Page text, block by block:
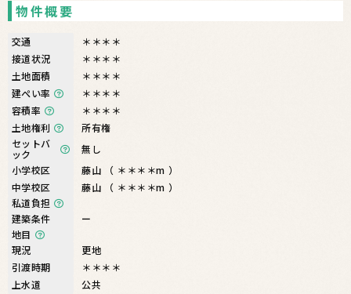
物件概要
交通
＊＊＊＊
接道状況
＊＊＊＊
土地面積
＊＊＊＊
建ぺい率
＊＊＊＊
容積率
＊＊＊＊
土地権利
所有権
セットバ
ック
無し
小学校区
藤山 （ ＊＊＊＊m ）
中学校区
藤山 （ ＊＊＊＊m ）
私道負担
建築条件
ー
地目
現況
更地
引渡時期
＊＊＊＊
上水道
公共